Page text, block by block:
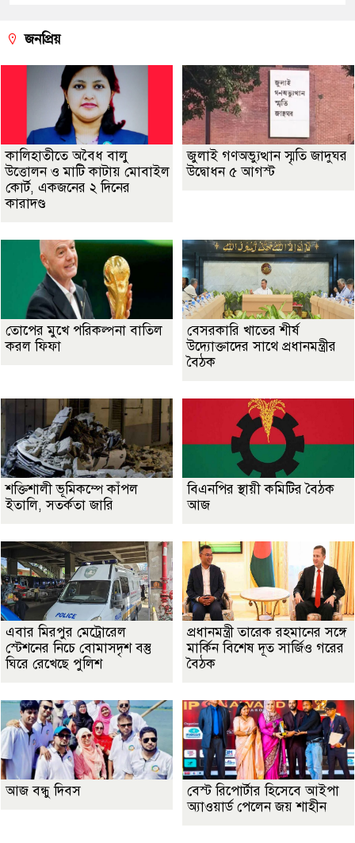
জনপ্রিয়
কালিহাতীতে অবৈধ বালু
উত্তোলন ও মাটি কাটায় মোবাইল
কোর্ট, একজনের ২ দিনের
কারাদণ্ড
জুলাই গণঅভ্যুত্থান স্মৃতি জাদুঘর
উদ্বোধন ৫ আগস্ট
তোপের মুখে পরিকল্পনা বাতিল
করল ফিফা
বেসরকারি খাতের শীর্ষ
উদ্যোক্তাদের সাথে প্রধানমন্ত্রীর
বৈঠক
শক্তিশালী ভূমিকম্পে কাঁপল
ইতালি, সতর্কতা জারি
বিএনপির স্থায়ী কমিটির বৈঠক
আজ
এবার মিরপুর মেট্রোরেল
স্টেশনের নিচে বোমাসদৃশ বস্তু
ঘিরে রেখেছে পুলিশ
প্রধানমন্ত্রী তারেক রহমানের সঙ্গে
মার্কিন বিশেষ দূত সার্জিও গরের
বৈঠক
আজ বন্ধু দিবস
বেস্ট রিপোর্টার হিসেবে আইপা
অ্যাওয়ার্ড পেলেন জয় শাহীন